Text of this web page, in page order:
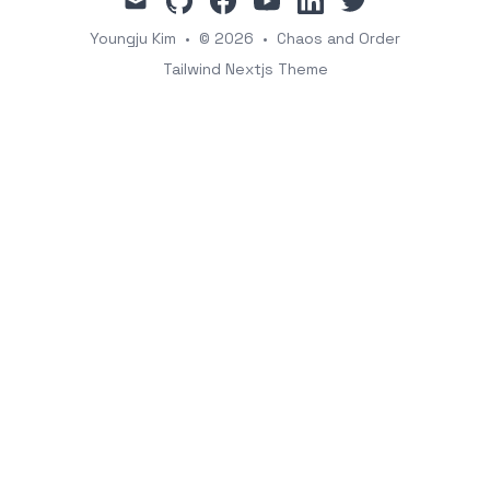
Youngju Kim • © 2026 • Chaos and Order
Tailwind Nextjs Theme